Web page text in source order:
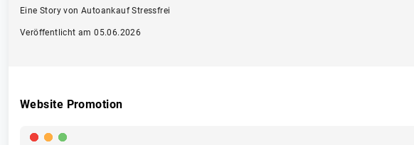
Eine Story von Autoankauf Stressfrei
Veröffentlicht am 05.06.2026
Website Promotion